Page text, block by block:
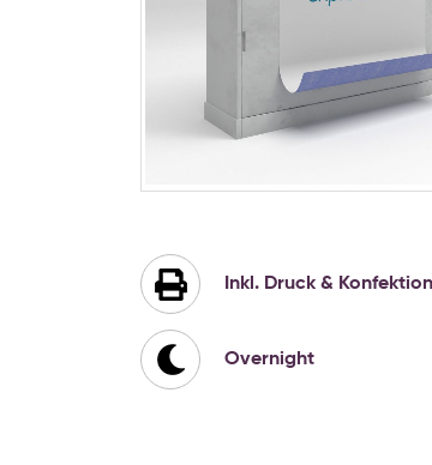
Bildgalerie
springen
Inkl. Druck & Konfektion
Overnight